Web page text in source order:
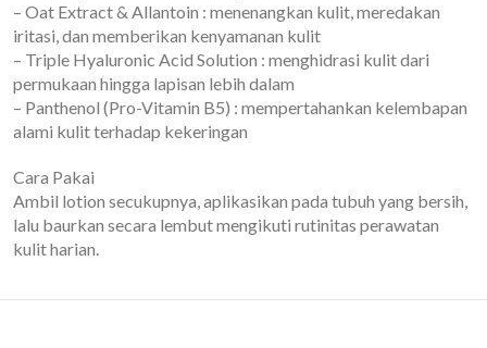
– Oat Extract & Allantoin : menenangkan kulit, meredakan
iritasi, dan memberikan kenyamanan kulit
– Triple Hyaluronic Acid Solution : menghidrasi kulit dari
permukaan hingga lapisan lebih dalam
– Panthenol (Pro-Vitamin B5) : mempertahankan kelembapan
alami kulit terhadap kekeringan
Cara Pakai
Ambil lotion secukupnya, aplikasikan pada tubuh yang bersih,
lalu baurkan secara lembut mengikuti rutinitas perawatan
kulit harian.